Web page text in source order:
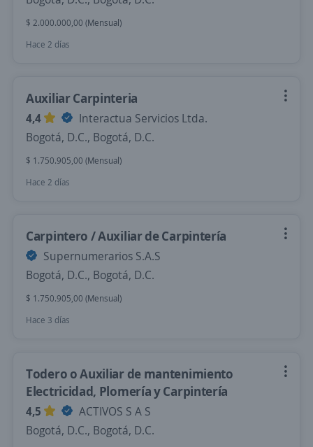
$ 2.000.000,00 (Mensual)
Hace 2 días
Auxiliar Carpinteria
4,4
Interactua Servicios Ltda.
Bogotá, D.C., Bogotá, D.C.
$ 1.750.905,00 (Mensual)
Hace 2 días
Carpintero / Auxiliar de Carpintería
Supernumerarios S.A.S
Bogotá, D.C., Bogotá, D.C.
$ 1.750.905,00 (Mensual)
Hace 3 días
Todero o Auxiliar de mantenimiento
Electricidad, Plomería y Carpintería
4,5
ACTIVOS S A S
Bogotá, D.C., Bogotá, D.C.